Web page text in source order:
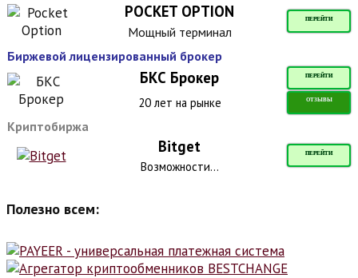
POCKET OPTION ПЕРЕЙТИ
Мощный терминал
Биржевой лицензированный брокер
БКС Брокер ПЕРЕЙТИ
20 лет на рынке ОТЗЫВЫ
Криптобиржа
Bitget ПЕРЕЙТИ
Возможности...
Полезно всем: